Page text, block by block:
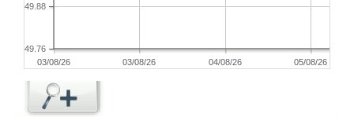
03/08/26 03/08/26 04/08/26 05/08/26
49.76
49.88